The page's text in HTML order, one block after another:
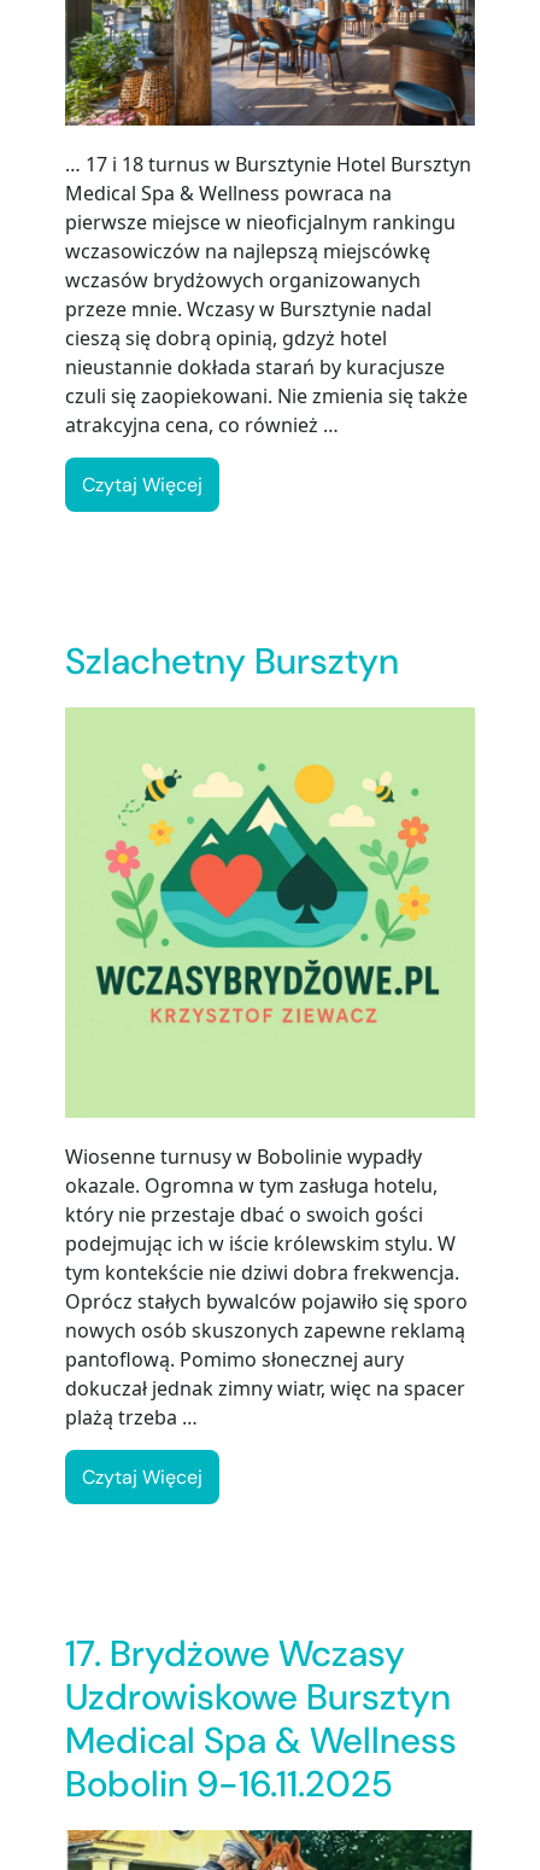
… 17 i 18 turnus w Bursztynie Hotel Bursztyn
Medical Spa & Wellness powraca na
pierwsze miejsce w nieoficjalnym rankingu
wczasowiczów na najlepszą miejscówkę
wczasów brydżowych organizowanych
przeze mnie. Wczasy w Bursztynie nadal
cieszą się dobrą opinią, gdzyż hotel
nieustannie dokłada starań by kuracjusze
czuli się zaopiekowani. Nie zmienia się także
atrakcyjna cena, co również …
Czytaj Więcej
Szlachetny Bursztyn
Wiosenne turnusy w Bobolinie wypadły
okazale. Ogromna w tym zasługa hotelu,
który nie przestaje dbać o swoich gości
podejmując ich w iście królewskim stylu. W
tym kontekście nie dziwi dobra frekwencja.
Oprócz stałych bywalców pojawiło się sporo
nowych osób skuszonych zapewne reklamą
pantoflową. Pomimo słonecznej aury
dokuczał jednak zimny wiatr, więc na spacer
plażą trzeba …
Czytaj Więcej
17. Brydżowe Wczasy
Uzdrowiskowe Bursztyn
Medical Spa & Wellness
Bobolin 9-16.11.2025